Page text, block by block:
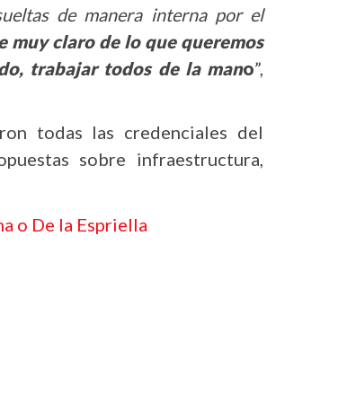
de manera interna por el
muy claro de lo que queremos
trabajar todos de la mano”,
todas las credenciales del
sobre infraestructura,
o De la Espriella